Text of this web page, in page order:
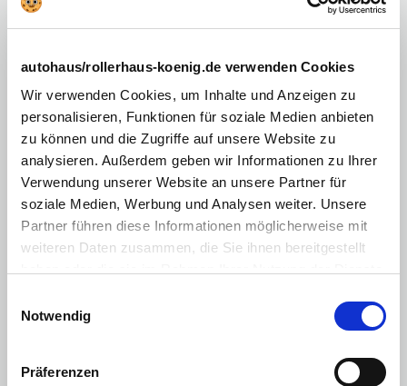
autohaus/rollerhaus-koenig.de verwenden Cookies
Wir verwenden Cookies, um Inhalte und Anzeigen zu
personalisieren, Funktionen für soziale Medien anbieten
zu können und die Zugriffe auf unsere Website zu
analysieren. Außerdem geben wir Informationen zu Ihrer
Verwendung unserer Website an unsere Partner für
soziale Medien, Werbung und Analysen weiter. Unsere
Partner führen diese Informationen möglicherweise mit
weiteren Daten zusammen, die Sie ihnen bereitgestellt
Cookies, wenn Sie unsere Webseite weiterhin nutzen.
Notwendig
Präferenzen
Außenspiegel elektr.
Fahrersitz höhenverstellbar
Innenraumfilter
keyless-Go
Mittelarmlehne
Multimediasystem
Nichtraucherfahrzeug
Sitzheizung Vordersitze
Zentralverriegelung mit Fernbedienung
Touchscreen